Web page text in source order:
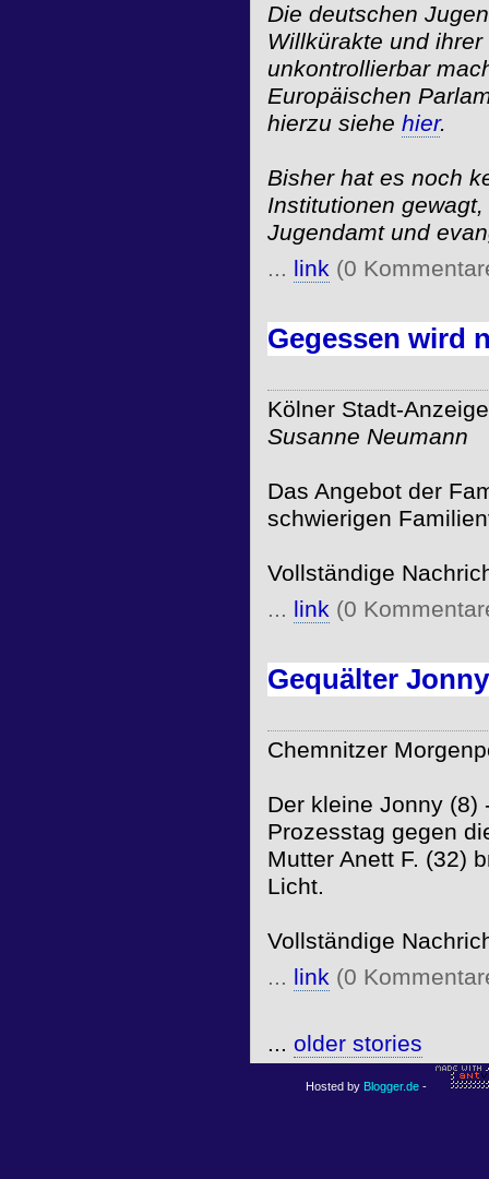
Die deutschen
Willkürakte und
unkontrollierbar
Europäischen
hierzu siehe hier.
Bisher hat es noch
Institutionen
Jugendamt und
... link(0
Gegessen wird
Kölner Stadt-
Susanne Neumann
Das Angebot der
schwierigen
Vollständige
... link(0
Gequälter
Chemnitzer
Der kleine Jonny (8)
Prozesstag gegen
Mutter Anett F. (32)
Licht.
Vollständige
... link(0
... older stories
Hosted by Blogger.de -